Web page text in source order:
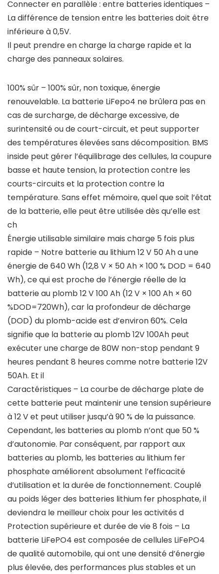
Connecter en parallèle : entre batteries identiques –
La différence de tension entre les batteries doit être
inférieure à 0,5V.
Il peut prendre en charge la charge rapide et la
charge des panneaux solaires.
100% sûr – 100% sûr, non toxique, énergie
renouvelable. La batterie LiFepo4 ne brûlera pas en
cas de surcharge, de décharge excessive, de
surintensité ou de court-circuit, et peut supporter
des températures élevées sans décomposition. BMS
inside peut gérer l’équilibrage des cellules, la coupure
basse et haute tension, la protection contre les
courts-circuits et la protection contre la
température. Sans effet mémoire, quel que soit l’état
de la batterie, elle peut être utilisée dès qu’elle est
ch
Énergie utilisable similaire mais charge 5 fois plus
rapide – Notre batterie au lithium 12 V 50 Ah a une
énergie de 640 Wh (12,8 V × 50 Ah × 100 % DOD = 640
Wh), ce qui est proche de l’énergie réelle de la
batterie au plomb 12 V 100 Ah (12 V × 100 Ah × 60
%DOD=720Wh), car la profondeur de décharge
(DOD) du plomb-acide est d’environ 60%. Cela
signifie que la batterie au plomb 12V 100Ah peut
exécuter une charge de 80W non-stop pendant 9
heures pendant 8 heures comme notre batterie 12V
50Ah. Et il
Caractéristiques – La courbe de décharge plate de
cette batterie peut maintenir une tension supérieure
à 12 V et peut utiliser jusqu’à 90 % de la puissance.
Cependant, les batteries au plomb n’ont que 50 %
d’autonomie. Par conséquent, par rapport aux
batteries au plomb, les batteries au lithium fer
phosphate améliorent absolument l’efficacité
d’utilisation et la durée de fonctionnement. Couplé
au poids léger des batteries lithium fer phosphate, il
deviendra le meilleur choix pour les activités d
Protection supérieure et durée de vie 8 fois – La
batterie LiFePO4 est composée de cellules LiFePO4
de qualité automobile, qui ont une densité d’énergie
plus élevée, des performances plus stables et un